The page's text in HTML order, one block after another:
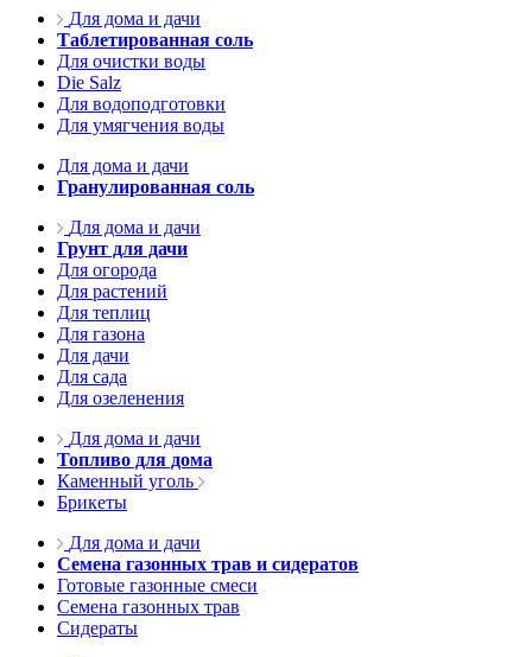
Для дома и дачи
Таблетированная соль
Для очистки воды
Die Salz
Для водоподготовки
Для умягчения воды
Для дома и дачи
Гранулированная соль
Для дома и дачи
Грунт для дачи
Для огорода
Для растений
Для теплиц
Для газона
Для дачи
Для сада
Для озеленения
Для дома и дачи
Топливо для дома
Каменный уголь
Брикеты
Для дома и дачи
Семена газонных трав и сидератов
Готовые газонные смеси
Семена газонных трав
Сидераты